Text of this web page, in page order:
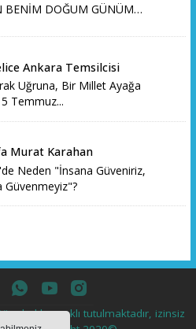
BENİM DOĞUM GÜNÜM…
Ankara Temsilcisi
Uğruna, Bir Millet Ayağa
Temmuz...
Murat Karahan
Neden "İnsana Güveniriz,
Güvenmeyiz"?
hakları saklı tutulmaktadır, izinsiz